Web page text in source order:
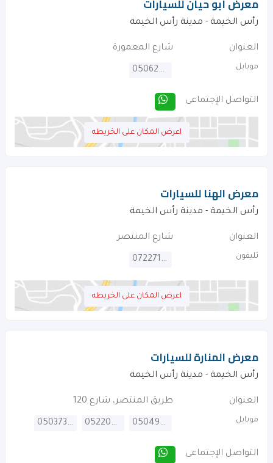
معرض ابو حيان للسيارات
رأس الخيمة - مدينة رأس الخيمة
العنوان شارع المعمورة
موبايل 0506270292
التواصل الإجتماعى
اعرض المكان على الخريطه
معرض الهنا للسيارات
رأس الخيمة - مدينة رأس الخيمة
العنوان شارع المنتصر
تليفون 072271678
اعرض المكان على الخريطه
معرض المنارة للسيارات
رأس الخيمة - مدينة رأس الخيمة
العنوان طريق المنتصر، شارع 120
موبايل 0504901844
0522084040
0503737545
التواصل الإجتماعى